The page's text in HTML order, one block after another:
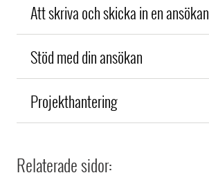
Att skriva och skicka in en ansökan
Stöd med din ansökan
Projekthantering
Relaterade sidor: